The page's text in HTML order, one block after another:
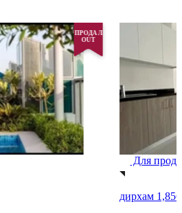
ПРОДАЛ
OUT
Для
дирхам